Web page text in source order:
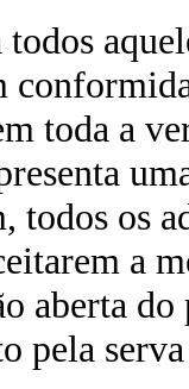
toda a
todos os
a
aberta
pela